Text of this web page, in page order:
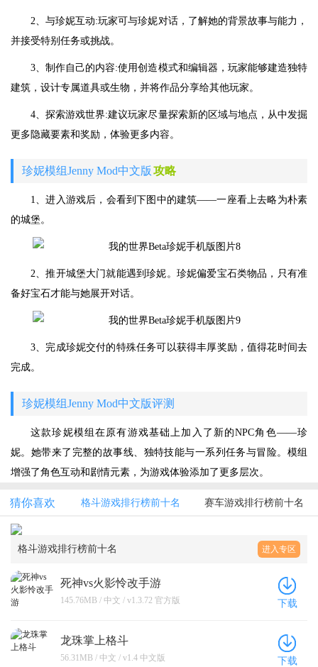
2、与珍妮互动:玩家可与珍妮对话，了解她的背景故事与能力，
并接受特别任务或挑战。
3、制作自己的内容:使用创造模式和编辑器，玩家能够建造独特
建筑，设计专属道具或生物，并将作品分享给其他玩家。
4、探索游戏世界:建议玩家尽量探索新的区域与地点，从中发掘
更多隐藏要素和奖励，体验更多内容。
珍妮模组Jenny Mod中文版 攻略
1、进入游戏后，会看到下图中的建筑——一座看上去略为朴素
的城堡。
2、推开城堡大门就能遇到珍妮。珍妮偏爱宝石类物品，只有准
备好宝石才能与她展开对话。
3、完成珍妮交付的特殊任务可以获得丰厚奖励，值得花时间去
完成。
珍妮模组Jenny Mod中文版评测
这款珍妮模组在原有游戏基础上加入了新的NPC角色——珍
妮。她带来了完整的故事线、独特技能与一系列任务与冒险。模组
增强了角色互动和剧情元素，为游戏体验添加了更多层次。
猜你喜欢 格斗游戏排行榜前十名 赛车游戏排行榜前十名
格斗游戏排行榜前十名 进入专区
死神vs火影怜改手游
145.76MB / 中文 / v1.3.72 官方版 下载
龙珠掌上格斗
56.31MB / 中文 / v1.4 中文版 下载